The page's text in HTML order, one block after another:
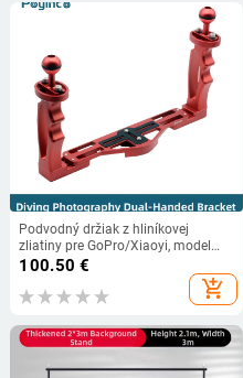
Podvodný držiak z hliníkovej
zliatiny pre GoPro/Xiaoyi, model
PY-046, 3 uzlový dizajn, hmotnosť
100.50 €
add_shopping_cart